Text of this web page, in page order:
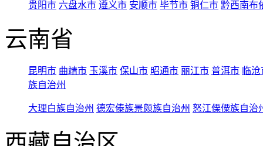
贵阳市 六盘水市 遵义市 安顺市 毕节市 铜仁市 黔西南布
云南省
昆明市 曲靖市 玉溪市 保山市 昭通市 丽江市 普洱市 临
族自治州
大理白族自治州 德宏傣族景颇族自治州 怒江傈僳族自治